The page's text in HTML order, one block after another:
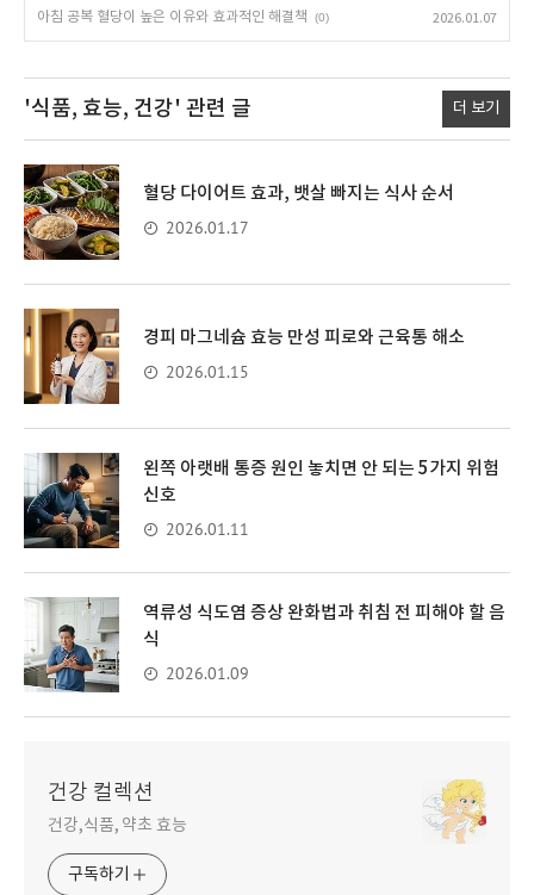
아침 공복 혈당이 높은 이유와 효과적인 해결책
(0) 2026.01.07
'식품, 효능, 건강' 관련 글 더 보기
혈당 다이어트 효과, 뱃살 빠지는 식사 순서
2026.01.17
경피 마그네슘 효능 만성 피로와 근육통 해소
2026.01.15
왼쪽 아랫배 통증 원인 놓치면 안 되는 5가지 위험
신호
2026.01.11
역류성 식도염 증상 완화법과 취침 전 피해야 할 음
식
2026.01.09
건강 컬렉션
건강,식품, 약초 효능
구독하기